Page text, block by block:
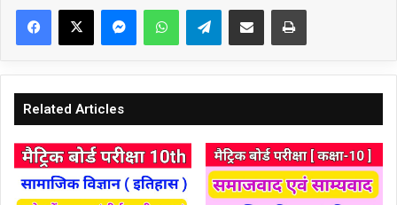
Facebook
X MessengerWhatsAppTelegramShare via Email Print
Related Articles